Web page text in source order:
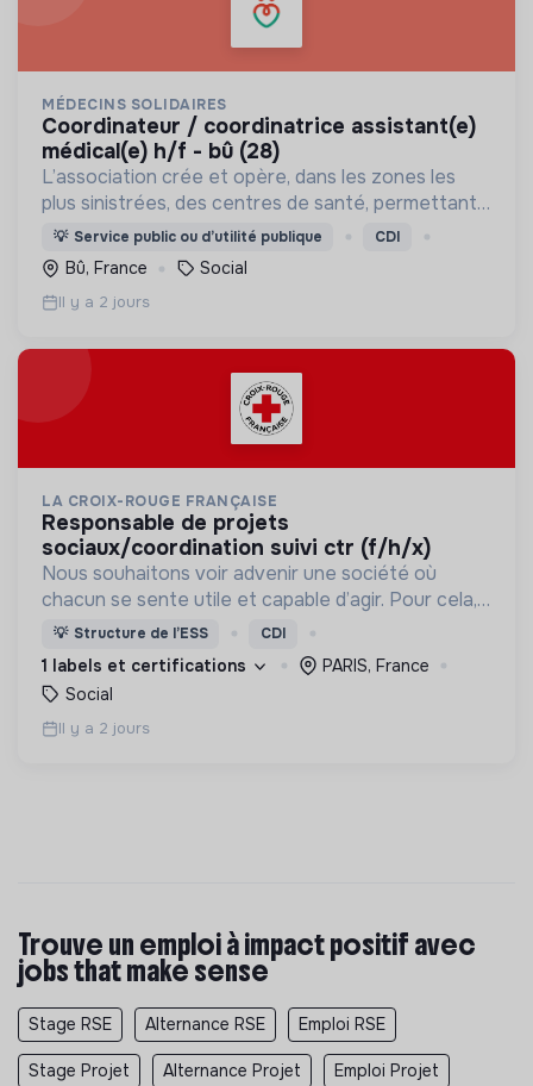
MÉDECINS SOLIDAIRES
coordinateur / coordinatrice assistant(e)
médical(e) h/f - bû (28)
L’association crée et opère, dans les zones les
plus sinistrées, des centres de santé, permettant
aux populations de retrouver une porte à laquelle
frapper lorsque le besoin médical survient.
💡 Service public ou d’utilité publique CDI
Bû, France Social
Il y a 2 jours
LA CROIX-ROUGE FRANÇAISE
responsable de projets
sociaux/coordination suivi ctr (f/h/x)
Nous souhaitons voir advenir une société où
chacun se sente utile et capable d’agir. Pour cela,
nous proposons des moyens et des lieux
d’engagement innovants et adaptés à tous.
💡 Structure de l’ESS CDI
1 labels et certifications
PARIS, France
Social
Il y a 2 jours
Trouve un emploi à impact positif avec
jobs that make sense
Stage RSE Alternance RSE Emploi RSE
Stage Projet Alternance Projet Emploi Projet